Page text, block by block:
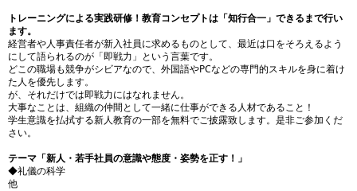
トレーニングによる実践研修！教育コンセプトは「知行合一」できるまで行い
ます。
経営者や人事責任者が新入社員に求めるものとして、最近は口をそろえるよう
にして語られるのが「即戦力」という言葉です。
どこの職場も競争がシビアなので、外国語やPCなどの専門的スキルを身に着け
た人を優先します。
が、それだけでは即戦力にはなれません。
大事なことは、組織の仲間として一緒に仕事ができる人材であること！
学生意識を払拭する新人教育の一部を無料でご披露致します。是非ご参加くだ
さい。
テーマ「新人・若手社員の意識や態度・姿勢を正す！」
◆礼儀の科学
他